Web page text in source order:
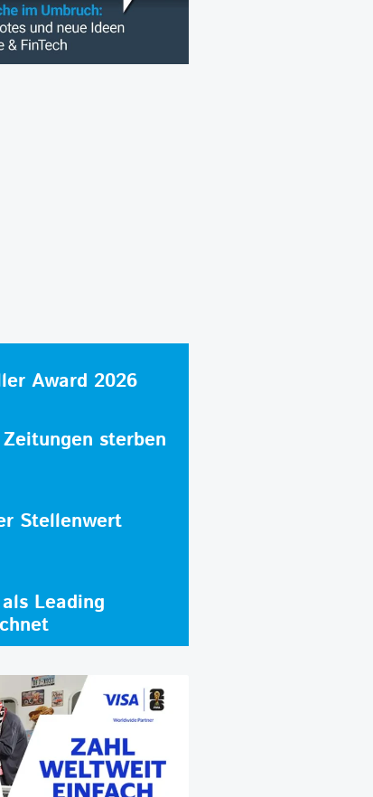
Award 2026
sterben
Stellenwert
Leading